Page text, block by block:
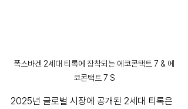
폭스바겐 2세대 티록에 장착되는 에코콘택트 7 & 에
코콘택트 7 S
2025년 글로벌 시장에 공개된 2세대 티록은